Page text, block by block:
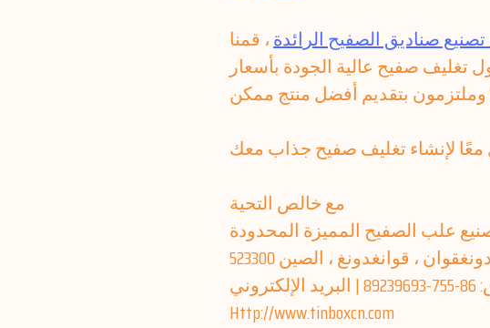
صناديق الصفيح الرائدة، قمنا
تغليف صفيح عالية الجودة بأسعار
مع خالص التحية
علب الصفيح المميزة المحدودة
، قوانغدونغ ، الصين 523300
Http://www.tinboxcn.com